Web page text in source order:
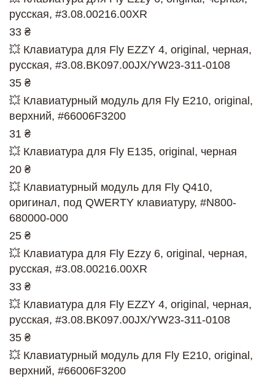
русская, #3.08.00216.00XR
33 ₴
💥 Клавиатура для Fly EZZY 4, original, черная,
русская, #3.08.BK097.00JX/YW23-311-0108
35 ₴
💥 Клавиатурный модуль для Fly E210, original,
верхний, #66006F3200
31 ₴
💥 Клавиатура для Fly E135, original, черная
20 ₴
💥 Клавиатурный модуль для Fly Q410,
оригинал, под QWERTY клавиатуру, #N800-
680000-000
25 ₴
💥 Клавиатура для Fly Ezzy 6, original, черная,
русская, #3.08.00216.00XR
33 ₴
💥 Клавиатура для Fly EZZY 4, original, черная,
русская, #3.08.BK097.00JX/YW23-311-0108
35 ₴
💥 Клавиатурный модуль для Fly E210, original,
верхний, #66006F3200